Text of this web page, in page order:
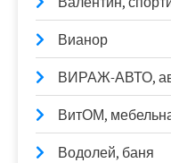
Вианор
ВИРАЖ-АВТО,
ВитОМ,
Водолей, баня